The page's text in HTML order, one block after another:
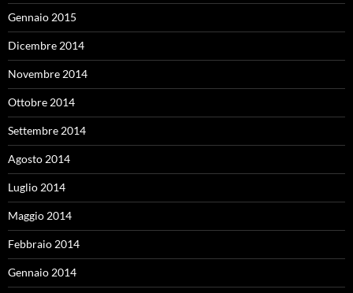
Gennaio 2015
Dicembre 2014
Novembre 2014
Ottobre 2014
Settembre 2014
Agosto 2014
Luglio 2014
Maggio 2014
Febbraio 2014
Gennaio 2014